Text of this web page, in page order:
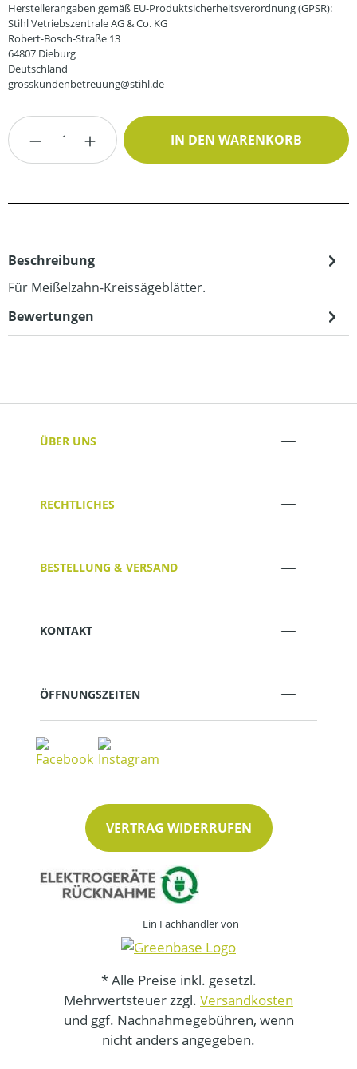
Herstellerangaben gemäß EU-Produktsicherheitsverordnung (GPSR):
Stihl Vetriebszentrale AG & Co. KG
Robert-Bosch-Straße 13
64807 Dieburg
Deutschland
grosskundenbetreuung@stihl.de
Produkt Anzahl: Gib den gewünschten
IN DEN WARENKORB
Beschreibung
Für Meißelzahn-Kreissägeblätter.
Bewertungen
ÜBER UNS
RECHTLICHES
BESTELLUNG & VERSAND
KONTAKT
ÖFFNUNGSZEITEN
VERTRAG WIDERRUFEN
Ein Fachhändler von
* Alle Preise inkl. gesetzl.
Mehrwertsteuer zzgl. Versandkosten
und ggf. Nachnahmegebühren, wenn
nicht anders angegeben.